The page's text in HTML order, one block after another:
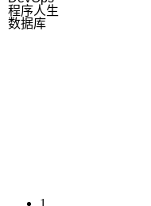
程序人生
数据库
1